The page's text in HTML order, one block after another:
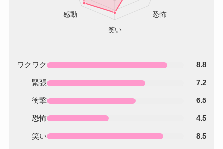
ワクワク 8.8
緊張 7.2
衝撃 6.5
恐怖 4.5
笑い 8.5